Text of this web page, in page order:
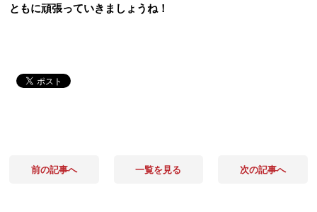
ともに頑張っていきましょうね！
前の記事へ 一覧を見る 次の記事へ